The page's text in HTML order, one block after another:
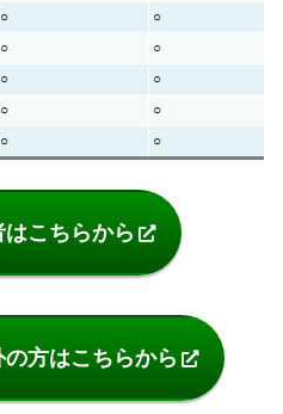
○
○
○
○
○
○
○
○
○ ○
はこちらから
方はこちらから